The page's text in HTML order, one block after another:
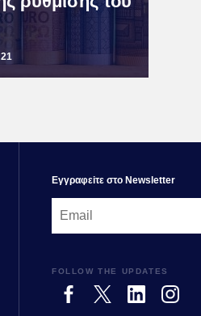
FOLLOW THE UPDATES
Εγγραφεiτε στο Newsletter